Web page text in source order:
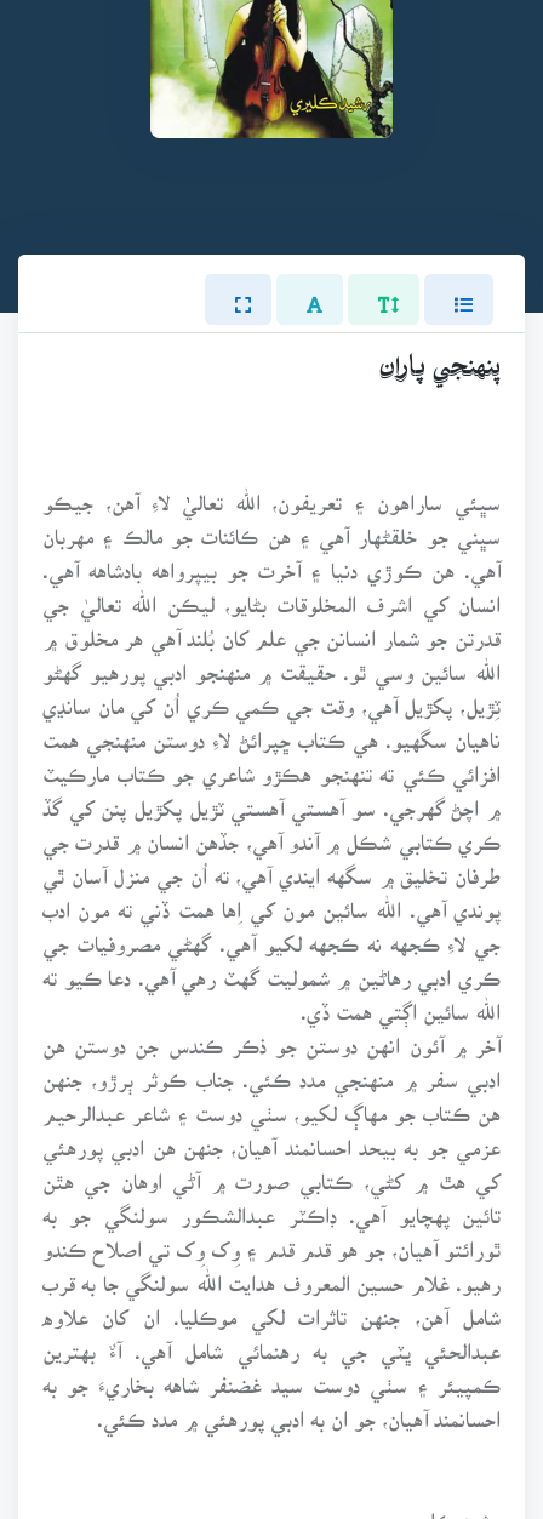
پنهنجي پاران
سڀئي ساراهون ۽ تعريفون، الله تعاليٰٰٰٰٰٰٰٰ لاءِ آهن، جيڪو
سڀني جو خلقڻهار آهي ۽ هن ڪائنات جو مالڪ ۽ مهربان
آهي. هن ڪوڙي دنيا ۽ آخرت جو بيپرواهه بادشاهه آهي.
انسان کي اشرف المخلوقات بڻايو، ليڪن الله تعاليٰ جي
قدرتن جو شمار انسانن جي علم کان بُلند آهي هر مخلوق ۾
الله سائين وسي ٿو. حقيقت ۾ منهنجو ادبي پورهيو گهڻو
ٽِڙيل، پکڙيل آهي، وقت جي ڪمي ڪري اُن کي مان سانڍي
ناهيان سگهيو. هي ڪتاب ڇپرائڻ لاءِ دوستن منهنجي همت
افزائي ڪئي ته تنهنجو هڪڙو شاعري جو ڪتاب مارڪيٽ
۾ اچڻ گهرجي. سو آهستي آهستي ٽڙيل پکڙيل پنن کي گڏ
ڪري ڪتابي شڪل ۾ آندو آهي، جڏهن انسان ۾ قدرت جي
طرفان تخليق ۾ سگهه ايندي آهي، ته اُن جي منزل آسان ٿي
پوندي آهي. الله سائين مون کي اِها همت ڏني ته مون ادب
جي لاءِ ڪجهه نه ڪجهه لکيو آهي. گهڻي مصروفيات جي
ڪري ادبي رهاڻين ۾ شموليت گهٽ رهي آهي. دعا ڪيو ته
الله سائين اڳتي همت ڏي.
آخر ۾ آئون انهن دوستن جو ذڪر ڪندس جن دوستن هن
ادبي سفر ۾ منهنجي مدد ڪئي. جناب ڪوثر ٻرڙو، جنهن
هن ڪتاب جو مهاڳ لکيو، سٺي دوست ۽ شاعر عبدالرحيم
عزمي جو به بيحد احسانمند آهيان، جنهن هن ادبي پورهئي
کي هٿ ۾ کڻي، ڪتابي صورت ۾ آڻي اوهان جي هٿن
تائين پهچايو آهي. ڊاڪٽر عبدالشڪور سولنگي جو به
ٿورائتو آهيان، جو هو قدم قدم ۽ وِک وِک تي اصلاح ڪندو
رهيو. غلام حسين المعروف هدايت الله سولنگي جا به قرب
شامل آهن، جنهن تاثرات لکي موڪليا. ان کان علاوه
عبدالحئي ڀٽي جي به رهنمائي شامل آهي. آءٌ بهترين
ڪمپيئر ۽ سٺي دوست سيد غضنفر شاهه بخاريءَ جو به
احسانمند آهيان، جو ان به ادبي پورهئي ۾ مدد ڪئي.
رشيد ڪليري